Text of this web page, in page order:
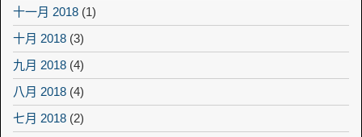
十一月 2018 (1)
十月 2018 (3)
九月 2018 (4)
八月 2018 (4)
七月 2018 (2)